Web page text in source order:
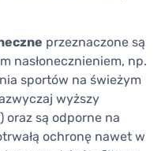
przeznaczone są
nasłonecznieniem, np.
sportów na świeżym
wyższy
oraz są odporne na
ochronę nawet w